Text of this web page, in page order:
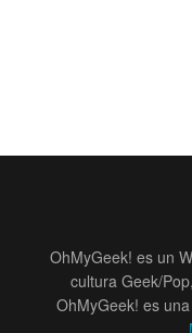
OhMyGeek! es un
cultura Geek/
OhMyGeek! es